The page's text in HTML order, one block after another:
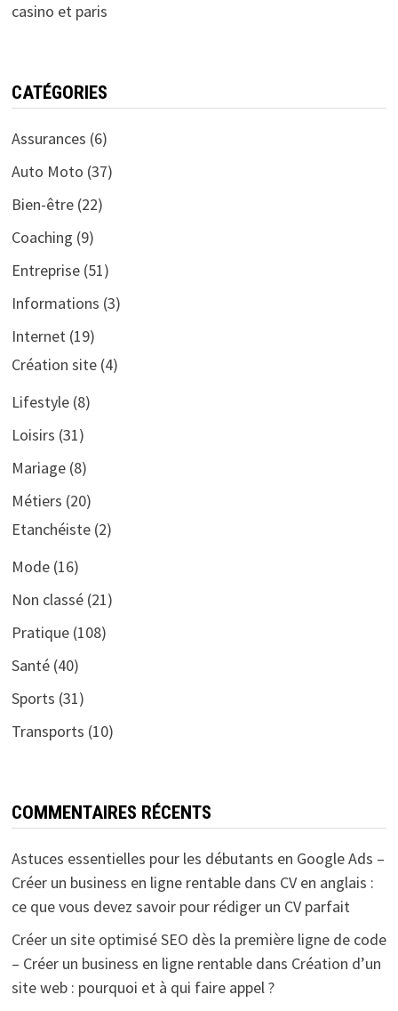
casino et paris
CATÉGORIES
Assurances (6)
Auto Moto (37)
Bien-être(22)
Coaching (9)
Entreprise(51)
Informations (3)
Internet(19)
Création site(4)
Lifestyle(8)
Loisirs (31)
Mariage(8)
Métiers (20)
Etanchéiste(2)
Mode(16)
Non classé(21)
Pratique(108)
Santé(40)
Sports (31)
Transports (10)
COMMENTAIRES RÉCENTS
Astuces essentielles pour les débutants en Google Ads –
Créer un business en ligne rentabledans CV en anglais :
ce que vous devez savoir pour rédiger un CV parfait
Créer un site optimisé SEO dès la première ligne de code
– Créer un business en ligne rentabledans Création d’un
site web : pourquoi et à qui faire appel ?